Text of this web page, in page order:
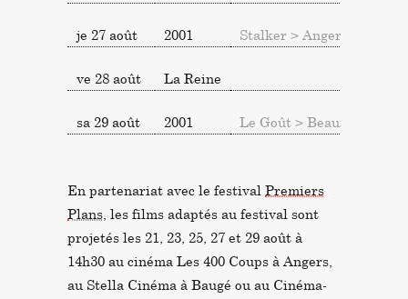
je 27 août 2001 Stalker > Angers
ve 28 août La Reine
sa 29 août 2001 Le Goût > Beaufort
En partenariat avec le festival Premiers
Plans , les films adaptés au festival sont
projetés les 21, 23, 25, 27 et 29 août à
14h30 au cinéma Les 400 Coups à Angers,
au Stella Cinéma à Baugé ou au Cinéma-